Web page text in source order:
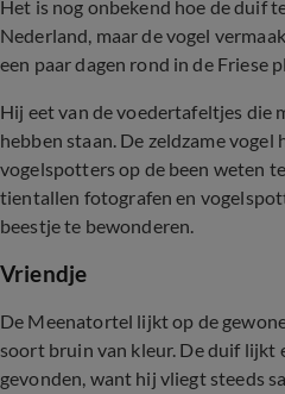
Het is nog onbekend hoe de duif
Nederland, maar de vogel
een paar dagen rond in de Friese
Hij eet van de voedertafeltjes die
hebben staan. De zeldzame
vogelspotters op de been weten
tientallen fotografen en
beestje te bewonderen.
Vriendje
De Meenatortel lijkt op de
soort bruin van kleur. De duif lijkt
gevonden, want hij vliegt steeds